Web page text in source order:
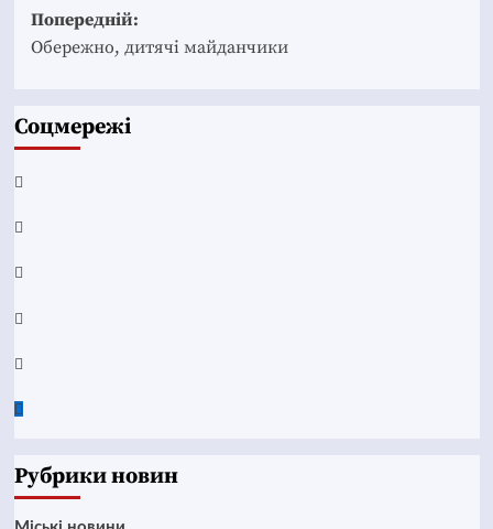
Post
navigation
Попередній:
Обережно, дитячі майданчики
Соцмережі
Facebook
YouTube
Telegram
Instagram
Twitter
Google
Рубрики новин